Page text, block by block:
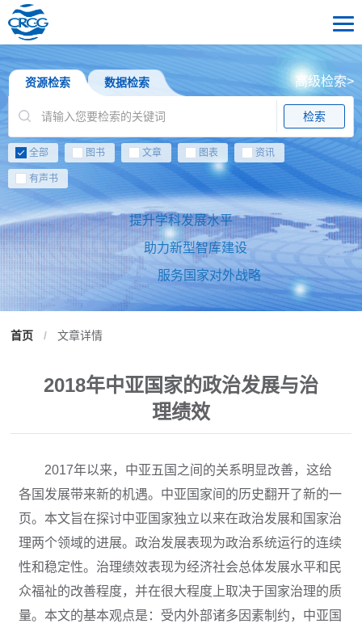
资源检索 数据检索
检索
高级检索>
全部 图书 文章 图表 资讯
有声书
提升学科发展水平
助力新型智库建设
服务国家对外战略
首页 / 文章详情
2018年中亚国家的政治发展与治
理绩效
2017年以来，中亚五国之间的关系明显改善，这给
各国发展带来新的机遇。中亚国家间的历史翻开了新的一
页。本文旨在探讨中亚国家独立以来在政治发展和国家治
理两个领域的进展。政治发展表现为政治系统运行的连续
性和稳定性。治理绩效表现为经济社会总体发展水平和民
众福祉的改善程度，并在很大程度上取决于国家治理的质
量。本文的基本观点是：受内外部诸多因素制约，中亚国